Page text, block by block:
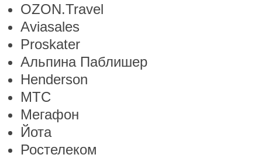
OZON.Travel
Aviasales
Proskater
Альпина Паблишер
Henderson
МТС
Мегафон
Йота
Ростелеком